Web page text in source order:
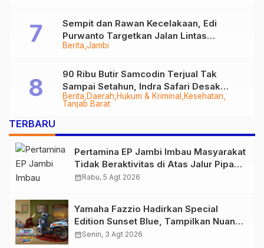
Berita Jambi
Sempit dan Rawan Kecelakaan, Edi
Purwanto Targetkan Jalan Lintas
Tungkal-Jambi Mulus di 2028
Berita Daerah Hukum & Kriminal
Kesehatan
Tanjab Barat
90 Ribu Butir Samcodin Terjual Tak
Sampai Setahun, Indra Safari Desak
Audit Menyeluruh
TERBARU
Pertamina EP Jambi Imbau Masyarakat
Tidak Beraktivitas di Atas Jalur Pipa
Migas Demi Keselamatan Bersama
calendar_monthRabu, 5 Agt 2026
Yamaha Fazzio Hadirkan Special
Edition Sunset Blue, Tampilkan Nuansa
Retro Summer yang Semakin Skena
calendar_monthSenin, 3 Agt 2026